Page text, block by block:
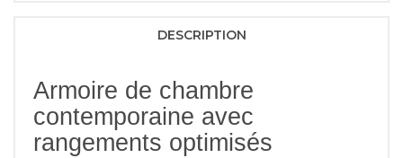
DESCRIPTION
Armoire de chambre
contemporaine avec
rangements optimisés